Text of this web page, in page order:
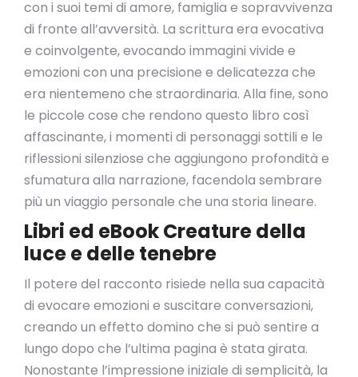
con i suoi temi di amore, famiglia e sopravvivenza
di fronte all’avversità. La scrittura era evocativa
e coinvolgente, evocando immagini vivide e
emozioni con una precisione e delicatezza che
era nientemeno che straordinaria. Alla fine, sono
le piccole cose che rendono questo libro così
affascinante, i momenti di personaggi sottili e le
riflessioni silenziose che aggiungono profondità e
sfumatura alla narrazione, facendola sembrare
più un viaggio personale che una storia lineare.
Libri ed eBook Creature della
luce e delle tenebre
Il potere del racconto risiede nella sua capacità
di evocare emozioni e suscitare conversazioni,
creando un effetto domino che si può sentire a
lungo dopo che l’ultima pagina è stata girata.
Nonostante l’impressione iniziale di semplicità, la